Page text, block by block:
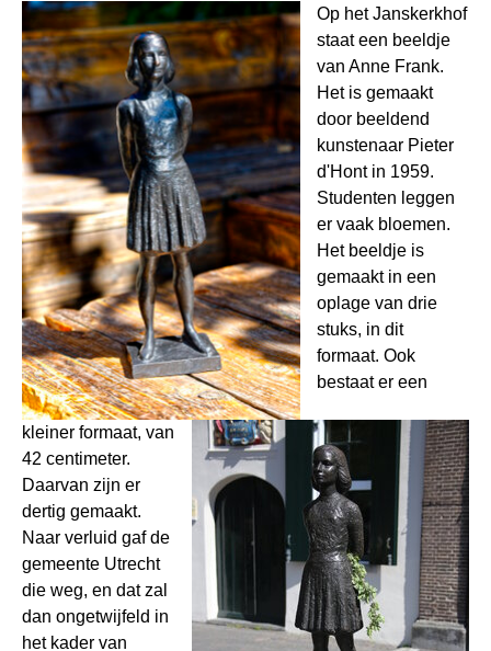
Op het Janskerkhof
staat een beeldje
van Anne Frank.
Het is gemaakt
door beeldend
kunstenaar Pieter
d'Hont in 1959.
Studenten leggen
er vaak bloemen.
Het beeldje is
gemaakt in een
oplage van drie
stuks, in dit
formaat. Ook
bestaat er een
kleiner formaat, van
42 centimeter.
Daarvan zijn er
dertig gemaakt.
Naar verluid gaf de
gemeente Utrecht
die weg, en dat zal
dan ongetwijfeld in
het kader van